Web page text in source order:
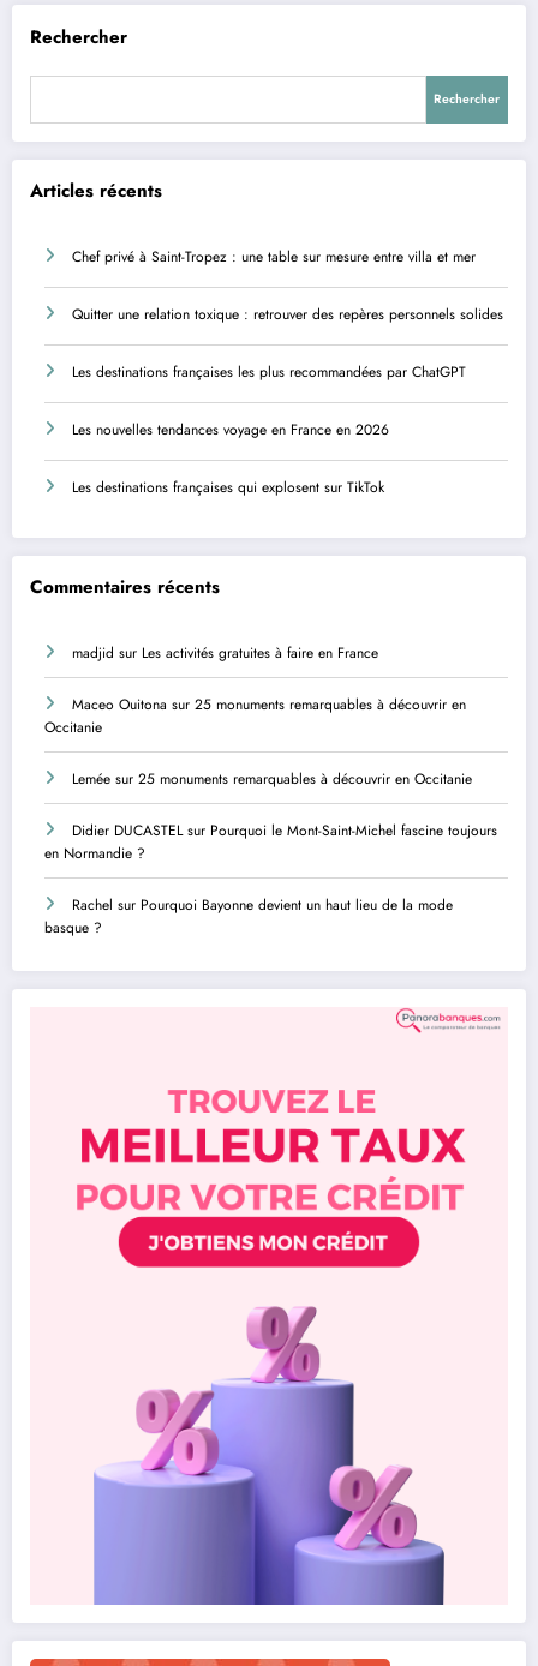
Rechercher
Rechercher
Articles récents
Chef privé à Saint-Tropez : une table sur mesure entre villa et mer
Quitter une relation toxique : retrouver des repères personnels solides
Les destinations françaises les plus recommandées par ChatGPT
Les nouvelles tendances voyage en France en 2026
Les destinations françaises qui explosent sur TikTok
Commentaires récents
madjid sur Les activités gratuites à faire en France
Maceo Ouitona sur 25 monuments remarquables à découvrir en
Occitanie
Lemée sur 25 monuments remarquables à découvrir en Occitanie
Didier DUCASTELsur Pourquoi le Mont-Saint-Michel fascine toujours
en Normandie ?
Rachel sur Pourquoi Bayonne devient un haut lieu de la mode
basque ?